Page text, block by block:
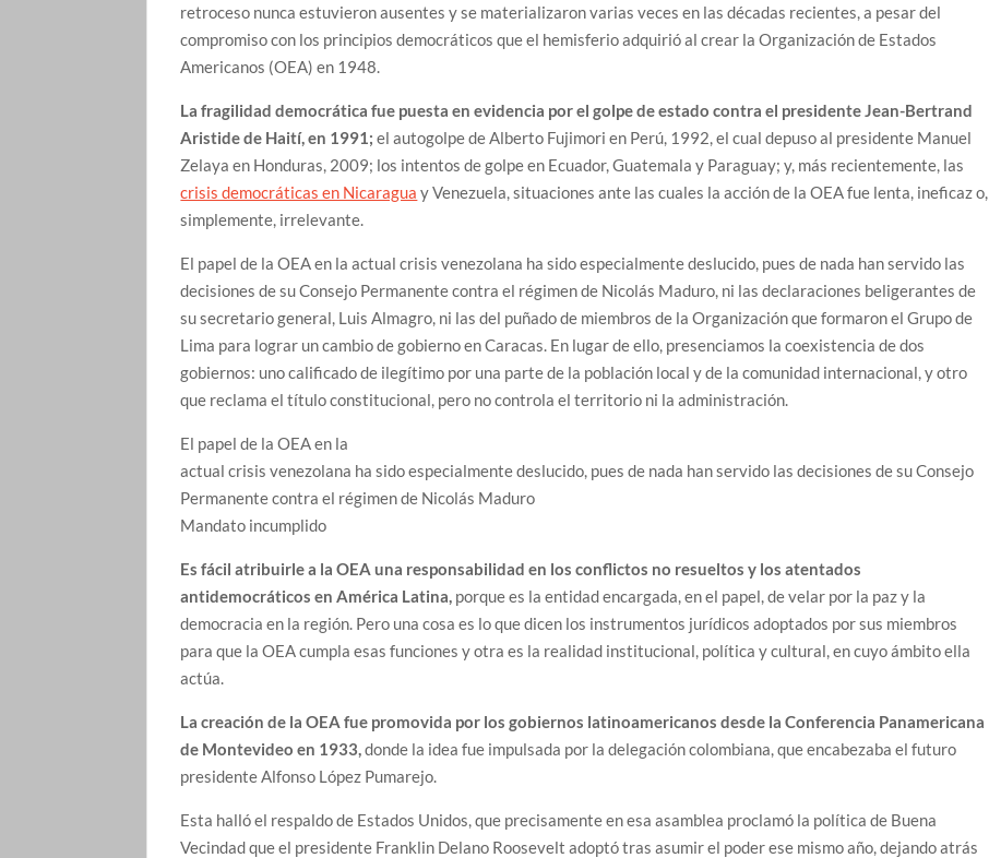
retroceso nunca estuvieron ausentes y se materializaron varias veces en las décadas recientes, a pesar del
compromiso con los principios democráticos que el hemisferio adquirió al crear la Organización de Estados
Americanos (OEA) en 1948.
La fragilidad democrática fue puesta en evidencia por el golpe de estado contra el presidente Jean-Bertrand
Aristide de Haití, en 1991; el autogolpe de Alberto Fujimori en Perú, 1992, el cual depuso al presidente Manuel
Zelaya en Honduras, 2009; los intentos de golpe en Ecuador, Guatemala y Paraguay; y, más recientemente, las
crisis democráticas en Nicaragua y Venezuela, situaciones ante las cuales la acción de la OEA fue lenta, ineficaz o,
simplemente, irrelevante.
El papel de la OEA en la actual crisis venezolana ha sido especialmente deslucido, pues de nada han servido las
decisiones de su Consejo Permanente contra el régimen de Nicolás Maduro, ni las declaraciones beligerantes de
su secretario general, Luis Almagro, ni las del puñado de miembros de la Organización que formaron el Grupo de
Lima para lograr un cambio de gobierno en Caracas. En lugar de ello, presenciamos la coexistencia de dos
gobiernos: uno calificado de ilegítimo por una parte de la población local y de la comunidad internacional, y otro
que reclama el título constitucional, pero no controla el territorio ni la administración.
El papel de la OEA en la
actual crisis venezolana ha sido especialmente deslucido, pues de nada han servido las decisiones de su Consejo
Permanente contra el régimen de Nicolás Maduro
Mandato incumplido
Es fácil atribuirle a la OEA una responsabilidad en los conflictos no resueltos y los atentados
antidemocráticos en América Latina, porque es la entidad encargada, en el papel, de velar por la paz y la
democracia en la región. Pero una cosa es lo que dicen los instrumentos jurídicos adoptados por sus miembros
para que la OEA cumpla esas funciones y otra es la realidad institucional, política y cultural, en cuyo ámbito ella
actúa.
La creación de la OEA fue promovida por los gobiernos latinoamericanos desde la Conferencia Panamericana
de Montevideo en 1933,donde la idea fue impulsada por la delegación colombiana, que encabezaba el futuro
presidente Alfonso López Pumarejo.
Esta halló el respaldo de Estados Unidos, que precisamente en esa asamblea proclamó la política de Buena
Vecindad que el presidente Franklin Delano Roosevelt adoptó tras asumir el poder ese mismo año, dejando atrás